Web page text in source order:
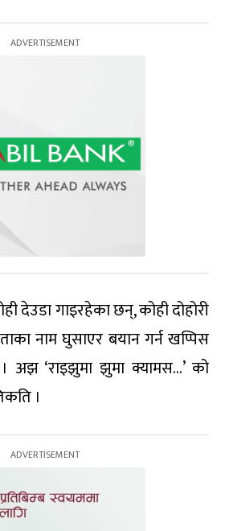
देउडा गाइरहेका छन्, कोही दोहोरी
नाम घुसाएर बयान गर्न खप्पिस
। अझ ‘राइझुमा झुमा क्यामस…’ को
।